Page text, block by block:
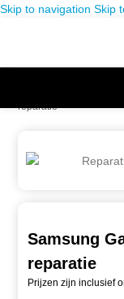
Skip to navigation Skip
reparatie
Samsung
reparatie
Prijzen zijn inclusief